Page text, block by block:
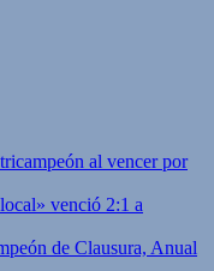
al vencer por
venció 2:1 a
de Clausura, Anual